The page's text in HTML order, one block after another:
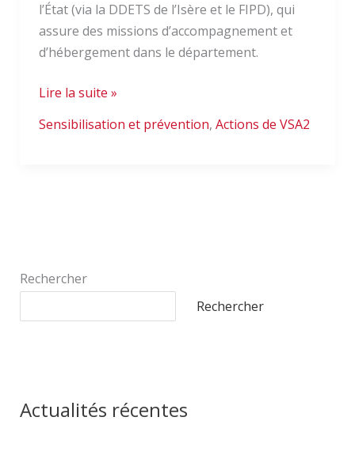
l’État (via la DDETS de l’Isère et le FIPD), qui
assure des missions d’accompagnement et
d’hébergement dans le département.
Lire la suite »
Sensibilisation et prévention, Actions de VSA2
Rechercher
Rechercher
Actualités récentes